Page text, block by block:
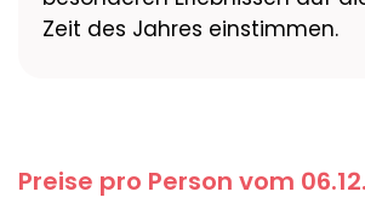
Zeit des Jahres einstimmen.
Preise pro Person vom